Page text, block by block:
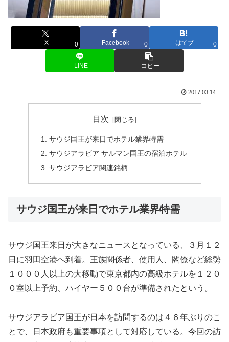
X 0 Facebook 0 はてブ 0
LINE コピー
2017.03.14
目次
サウジ国王が来日でホテル業界特需
サウジアラビア サルマン国王の宿泊ホテル
サウジアラビア関連銘柄
サウジ国王が来日でホテル業界特需
サウジ国王来日が大きなニュースとなっている、３月１２
日に羽田空港へ到着。王族関係者、使用人、閣僚など総勢
１０００人以上の大移動で東京都内の高級ホテルを１２０
０室以上予約、ハイヤー５００台が準備されたという。
サウジアラビア国王が日本を訪問するのは４６年ぶりのこ
とで、日本政府も重要事項として対応している。今回の訪